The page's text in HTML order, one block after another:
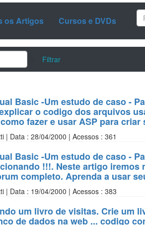
os Artigos Cursos e DVDs
Filtrar
Basic -Um estudo de caso -
o codigo dos arquivos
fazer e usar ASP para
| Data : 28/04/2000 | Acessos : 361
Basic -Um estudo de caso -
!!!. Neste artigo
completo. Aprenda a usar
| Data : 19/04/2000 | Acessos : 383
um livro de visitas. Crie um
de dados na web ... codigo